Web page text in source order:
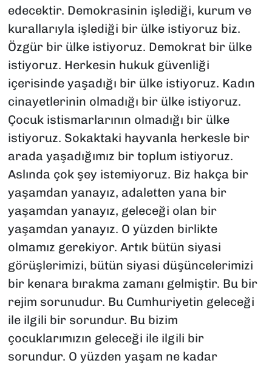
edecektir. Demokrasinin işlediği, kurum ve
kurallarıyla işlediği bir ülke istiyoruz biz.
Özgür bir ülke istiyoruz. Demokrat bir ülke
istiyoruz. Herkesin hukuk güvenliği
içerisinde yaşadığı bir ülke istiyoruz. Kadın
cinayetlerinin olmadığı bir ülke istiyoruz.
Çocuk istismarlarının olmadığı bir ülke
istiyoruz. Sokaktaki hayvanla herkesle bir
arada yaşadığımız bir toplum istiyoruz.
Aslında çok şey istemiyoruz. Biz hakça bir
yaşamdan yanayız, adaletten yana bir
yaşamdan yanayız, geleceği olan bir
yaşamdan yanayız. O yüzden birlikte
olmamız gerekiyor. Artık bütün siyasi
görüşlerimizi, bütün siyasi düşüncelerimizi
bir kenara bırakma zamanı gelmiştir. Bu bir
rejim sorunudur. Bu Cumhuriyetin geleceği
ile ilgili bir sorundur. Bu bizim
çocuklarımızın geleceği ile ilgili bir
sorundur. O yüzden yaşam ne kadar